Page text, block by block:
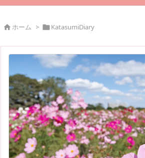
ホーム > KatasumiDiary